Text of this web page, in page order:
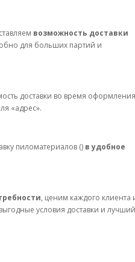
возможность доставки
для больших партий и
доставки во время оформления
«адрес».
пиломатериалов () в удобное
, ценим каждого клиента
условия доставки и лучший